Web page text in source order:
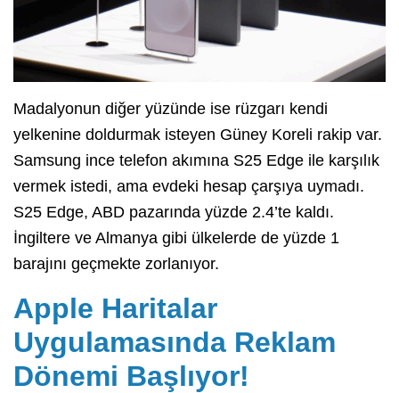
Madalyonun diğer yüzünde ise rüzgarı kendi
yelkenine doldurmak isteyen Güney Koreli rakip var.
Samsung ince telefon akımına S25 Edge ile karşılık
vermek istedi, ama evdeki hesap çarşıya uymadı.
S25 Edge, ABD pazarında yüzde 2.4’te kaldı.
İngiltere ve Almanya gibi ülkelerde de yüzde 1
barajını geçmekte zorlanıyor.
Apple Haritalar
Uygulamasında Reklam
Dönemi Başlıyor!